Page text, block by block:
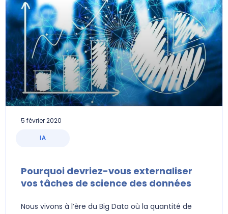
IA
Pourquoi devriez-vous externaliser
vos tâches de science des données
Nous vivons à l’ère du Big Data où la quantité de
5 février 2020